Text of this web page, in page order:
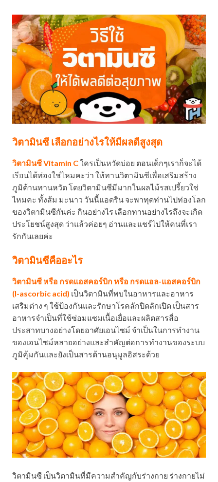
วิตามินซี เลือกอย่างไรให้มีผลดีสูงสุด
วิตามินซี Vitamin Cใครเป็นหวัดบ่อย ตอนเด็กๆเราก็จะได้
เรียนได้ท่องใช่ไหมคะว่า ให้ทานวิตามินซีเพื่อเสริมสร้าง
ภูมิต้านทานหวัด โดยวิตามินซีมีมากในผลไม้รสเปรี้ยวใช่
ไหมคะ ทั้งส้ม มะนาว วันนี้แอดริน จะพาทุดท่านไปท่องโลก
ของวิตามินซีกันค่ะ กินอย่างไร เลือกทานอย่างไรถึงจะเกิด
ประโยชน์สูงสุด ว่าแล้วค่อยๆ อ่านและแชร์ไปให้คนที่เรา
รักกันเลยค่ะ
วิตามินซีคืออะไร
วิตามินซี หรือ กรดแอสคอร์บิก หรือ กรดแอล-แอสคอร์บิก
(l-ascorbic acid) เป็นวิตามินที่พบในอาหารและอาหาร
เสริมต่าง ๆ ใช้ป้องกันและรักษาโรคลักปิดลักเปิด เป็นสาร
อาหารจำเป็นที่ใช้ซ่อมแซมเนื้อเยื่อและผลิตสารสื่อ
ประสาทบางอย่างโดยอาศัยเอนไซม์ จำเป็นในการทำงาน
ของเอนไซม์หลายอย่างและสำคัญต่อการทำงานของระบบ
ภูมิคุ้มกันและยังเป็นสารต้านอนุมูลอิสระด้วย
วิตามินซี เป็นวิตามินที่มีความสำคัญกับร่างกาย ร่างกายไม่